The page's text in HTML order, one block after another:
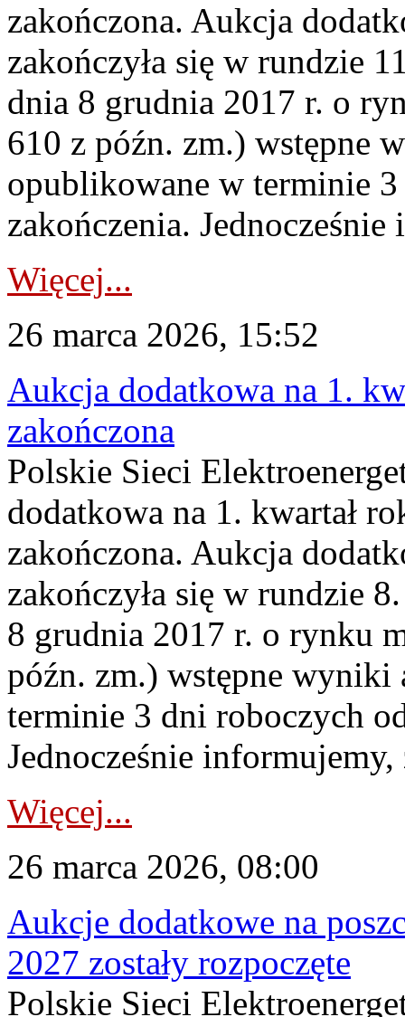
zakończona. Aukcja
zakończyła się w rundzie
dnia 8 grudnia 2017 r. o
610 z późn. zm.) wstępne
opublikowane w terminie
zakończenia.
Więcej...
26 marca 2026, 15:52
Aukcja dodatkowa na 1.
zakończona
Polskie Sieci
dodatkowa na 1. kwartał
zakończona. Aukcja
zakończyła się w rundzie
8 grudnia 2017 r. o rynku
późn. zm.) wstępne
terminie 3 dni roboczych
Jednocześnie informujemy,
Więcej...
26 marca 2026, 08:00
Aukcje dodatkowe na
2027 zostały rozpoczęte
Polskie Sieci